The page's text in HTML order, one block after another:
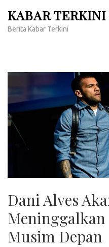
konten
KABAR TERKINI
Berita Kabar Terkini
Dani Alves
Meninggalkan
Musim Depan